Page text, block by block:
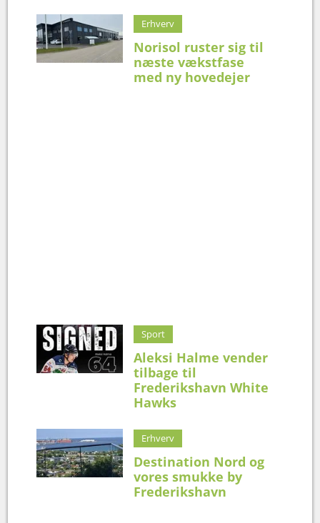
Erhverv
Norisol ruster sig til
næste vækstfase
med ny hovedejer
Sport
Aleksi Halme vender
tilbage til
Frederikshavn White
Hawks
Erhverv
Destination Nord og
vores smukke by
Frederikshavn